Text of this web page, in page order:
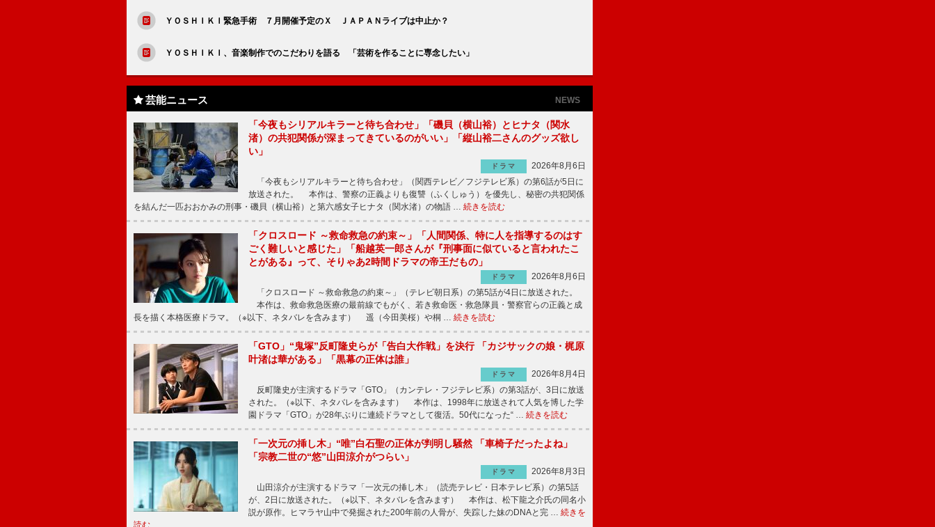
ＹＯＳＨＩＫＩ緊急手術 ７月開催予定のＸ ＪＡＰＡＮライブは中止か？
ＹＯＳＨＩＫＩ、音楽制作でのこだわりを語る 「芸術を作ることに専念したい」
芸能ニュース NEWS
「今夜もシリアルキラーと待ち合わせ」「磯貝（横山裕）とヒナタ（関水
渚）の共犯関係が深まってきているのがいい」「縦山裕二さんのグッズ欲し
い」
ドラマ
2026年8月6日
「今夜もシリアルキラーと待ち合わせ」（関西テレビ／フジテレビ系）の第6話が5日に
放送された。 本作は、警察の正義よりも復讐（ふくしゅう）を優先し、秘密の共犯関係
を結んだ一匹おおかみの刑事・磯貝（横山裕）と第六感女子ヒナタ（関水渚）の物語 … 続きを読む
「クロスロード ～救命救急の約束～」「人間関係、特に人を指導するのはす
ごく難しいと感じた」「船越英一郎さんが『刑事面に似ていると言われたこ
とがある』って、そりゃあ2時間ドラマの帝王だもの」
ドラマ
2026年8月6日
「クロスロード ～救命救急の約束～」（テレビ朝日系）の第5話が4日に放送された。
本作は、救命救急医療の最前線でもがく、若き救命医・救急隊員・警察官らの正義と成
長を描く本格医療ドラマ。（※以下、ネタバレを含みます） 遥（今田美桜）や桐 … 続きを読む
「GTO」“鬼塚”反町隆史らが「告白大作戦」を決行 「カジサックの娘・梶原
叶渚は華がある」「黒幕の正体は誰」
ドラマ
2026年8月4日
反町隆史が主演するドラマ「GTO」（カンテレ・フジテレビ系）の第3話が、3日に放送
された。（※以下、ネタバレを含みます） 本作は、1998年に放送されて人気を博した学
園ドラマ「GTO」が28年ぶりに連続ドラマとして復活。50代になった“ … 続きを読む
「一次元の挿し木」“唯”白石聖の正体が判明し騒然 「車椅子だったよね」
「宗教二世の“悠”山田涼介がつらい」
ドラマ
2026年8月3日
山田涼介が主演するドラマ「一次元の挿し木」（読売テレビ・日本テレビ系）の第5話
が、2日に放送された。（※以下、ネタバレを含みます） 本作は、松下龍之介氏の同名小
説が原作。ヒマラヤ山中で発掘された200年前の人骨が、失踪した妹のDNAと完 … 続きを
読む